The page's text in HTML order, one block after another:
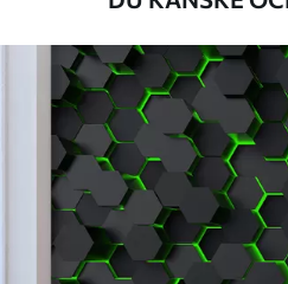
Standard
.33299 .00 /m²
Premium
.67379 .00Kr /m²